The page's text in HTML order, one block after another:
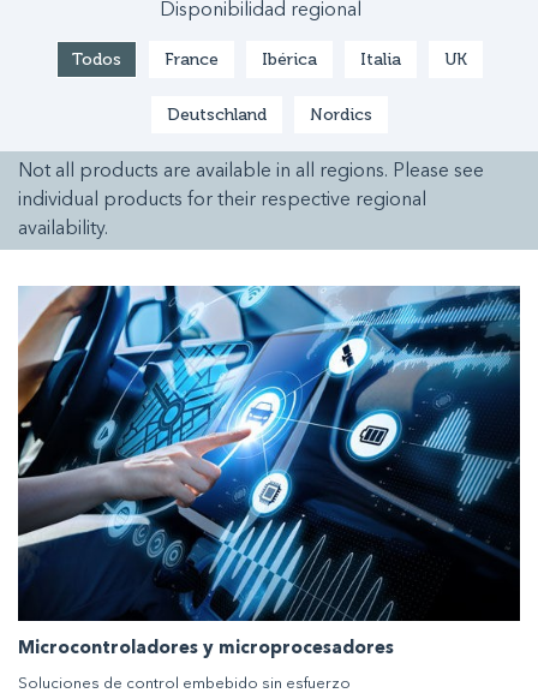
Disponibilidad regional
Todos France Ibérica Italia UK
Deutschland Nordics
Not all products are available in all regions. Please see
individual products for their respective regional
availability.
Microcontroladores y microprocesadores
Soluciones de control embebido sin esfuerzo